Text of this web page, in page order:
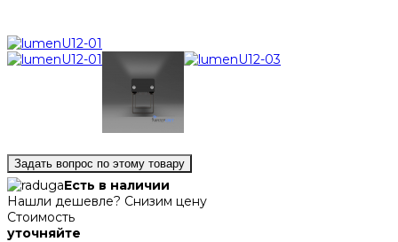
Задать вопрос по этому товару
Есть в наличии
Нашли дешевле? Снизим цену
Стоимость
уточняйте